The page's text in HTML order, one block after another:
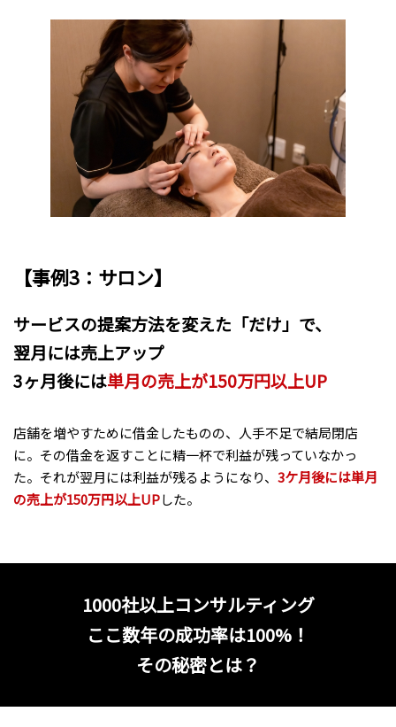
【事例3：サロン】
サービスの提案方法を変えた「だけ」で、
翌月には売上アップ
3ヶ月後には単月の売上が150万円以上UP
店舗を増やすために借金したものの、人手不足で結局閉店
に。その借金を返すことに精一杯で利益が残っていなかっ
た。それが翌月には利益が残るようになり、 3ケ月後には単月
の売上が150万円以上UPした。
1000社以上コンサルティング
ここ数年の成功率は100%！
その秘密とは？